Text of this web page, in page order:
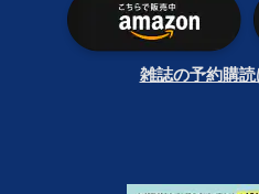
雑誌の予約購